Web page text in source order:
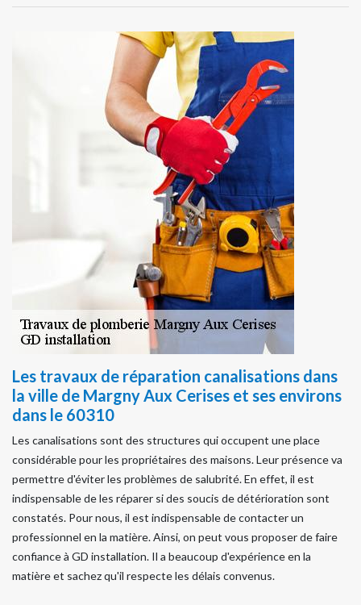
Les travaux de réparation canalisations dans
la ville de Margny Aux Cerises et ses environs
dans le 60310
Les canalisations sont des structures qui occupent une place
considérable pour les propriétaires des maisons. Leur présence va
permettre d'éviter les problèmes de salubrité. En effet, il est
indispensable de les réparer si des soucis de détérioration sont
constatés. Pour nous, il est indispensable de contacter un
professionnel en la matière. Ainsi, on peut vous proposer de faire
confiance à GD installation. Il a beaucoup d'expérience en la
matière et sachez qu'il respecte les délais convenus.